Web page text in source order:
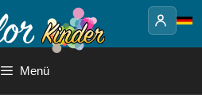
Menü